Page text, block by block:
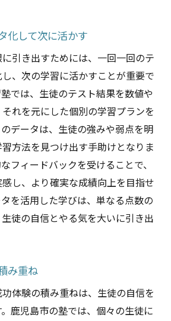
化して次に活かす
引き出すためには、一回一回のテ
、次の学習に活かすことが重要で
では、生徒のテスト結果を数値や
れを元にした個別の学習プランを
データは、生徒の強みや弱点を明
方法を見つけ出す手助けとなりま
フィードバックを受けることで、
し、より確実な成績向上を目指せ
を活用した学びは、単なる点数の
徒の自信とやる気を大いに引き出
み重ね
体験の積み重ねは、生徒の自信を
鹿児島市の塾では、個々の生徒に